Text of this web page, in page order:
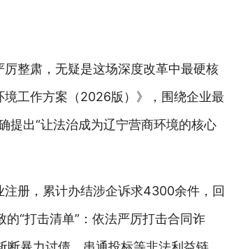
厉整肃，无疑是这场深度改革中最硬核
境工作方案（2026版）》，围绕企业最
提出“让法治成为辽宁营商环境的核心
注册，累计办结涉企诉求4300余件，回
“打击清单”：依法严厉打击合同诈